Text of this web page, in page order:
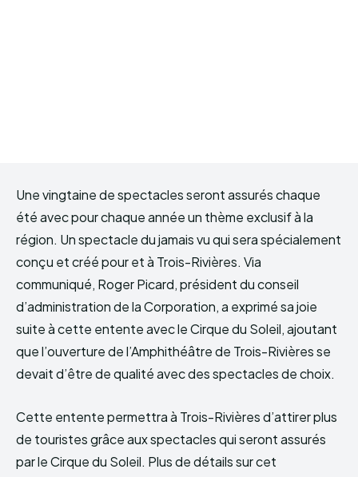
Une vingtaine de spectacles seront assurés chaque
été avec pour chaque année un thème exclusif à la
région. Un spectacle du jamais vu qui sera spécialement
conçu et créé pour et à Trois-Rivières. Via
communiqué, Roger Picard, président du conseil
d’administration de la Corporation, a exprimé sa joie
suite à cette entente avec le Cirque du Soleil, ajoutant
que l’ouverture de l’Amphithéâtre de Trois-Rivières se
devait d’être de qualité avec des spectacles de choix.
Cette entente permettra à Trois-Rivières d’attirer plus
de touristes grâce aux spectacles qui seront assurés
par le Cirque du Soleil. Plus de détails sur cet